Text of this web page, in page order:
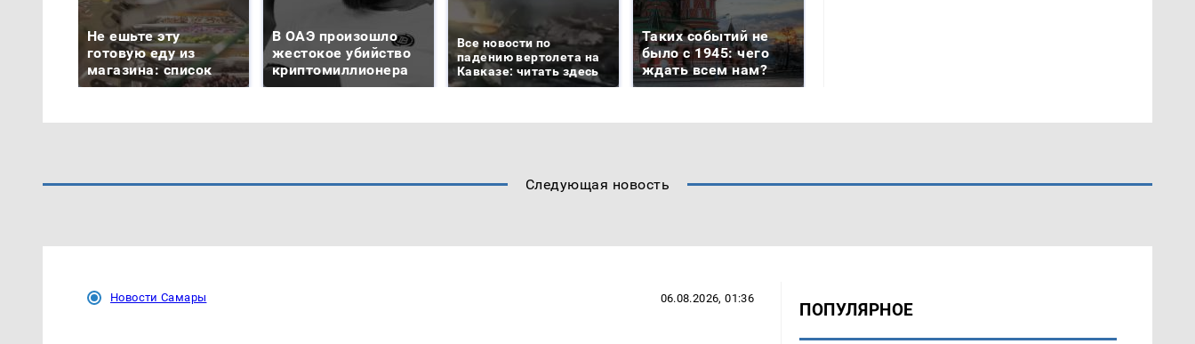
Не ешьте эту
готовую еду из
магазина: список
В ОАЭ произошло
жестокое убийство
криптомиллионера
Все новости по
падению вертолета на
Кавказе: читать здесь
Таких событий не
было с 1945: чего
ждать всем нам?
Следующая новость
Новости Самары 06.08.2026, 01:36
ПОПУЛЯРНОЕ